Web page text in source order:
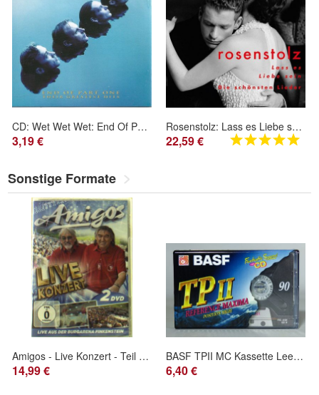
CD: Wet Wet Wet: End Of Part One - Their Greatest Hits (1993) 522 495-2
3,19 €
Rosenstolz: Lass es Liebe sein - Die schönsten Lieder - Univer
22,59 €
Sonstige Formate
Amigos - Live Konzert - Teil 1 & 2 - Live aus Burgarena Finkenstein -DVD
14,99 €
BASF TPII MC Kassette Leerkassette 90min NEU Originalverpackt
6,40 €